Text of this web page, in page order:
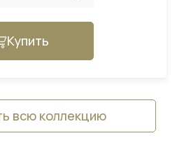
Купить
всю коллекцию